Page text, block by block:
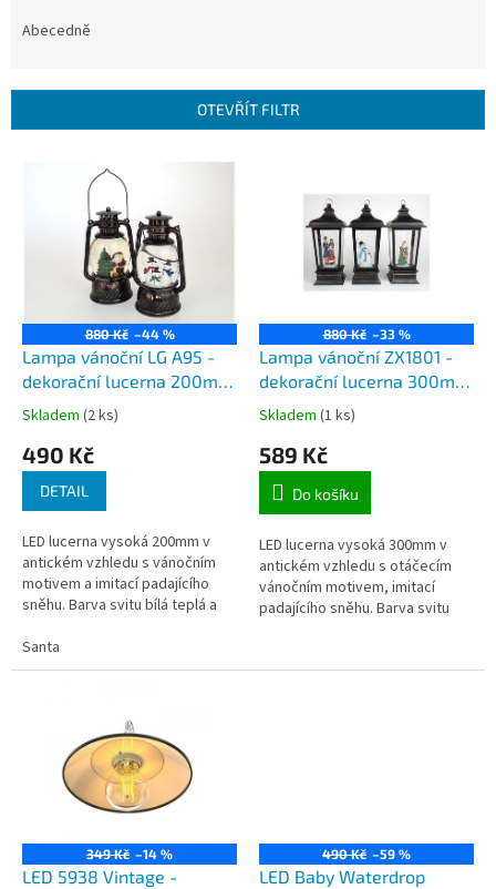
r
Abecedně
OTEVŘÍT FILTR
880 Kč –44 %
Lampa vánoční LG A95 -
dekorační lucerna 200mm
s padajícím sněhem a
motivem sněhuláků nebo
Santy se stromečkem
Skladem (2 ks)
490 Kč
DETAIL
LED lucerna vysoká 200mm v
antickém vzhledu s vánočním
motivem a imitací padajícího
sněhu. Barva svitu bílá teplá a
3x tužková baterie AA....
Santa
880 Kč –33 %
Lampa vánoční ZX1801 -
dekorační lucerna 300mm
s padajícím sněhem a
otáčejícím motivem Santy
Skladem (1 ks)
589 Kč
Do košíku
LED lucerna vysoká 300mm v
antickém vzhledu s otáčecím
vánočním motivem, imitací
padajícího sněhu. Barva svitu
baterie...
349 Kč –14 %
LED 5938 Vintage -
490 Kč –59 %
LED Baby Waterdrop